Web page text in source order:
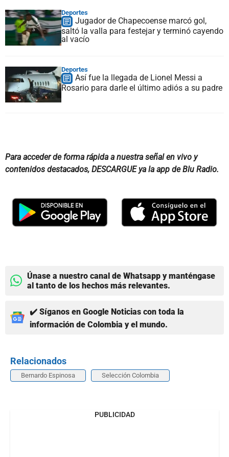
Deportes
Jugador de Chapecoense marcó gol,
saltó la valla para festejar y terminó cayendo
al vacío
Deportes
Así fue la llegada de Lionel Messi a
Rosario para darle el último adiós a su padre
Para acceder de forma rápida a nuestra señal en vivo y
contenidos destacados, DESCARGUE ya la app de Blu Radio.
Únase a nuestro canal de Whatsapp y manténgase
al tanto de los hechos más relevantes.
✔️ Síganos en Google Noticias con toda la
información de Colombia y el mundo.
Relacionados
Bernardo Espinosa Selección Colombia
PUBLICIDAD